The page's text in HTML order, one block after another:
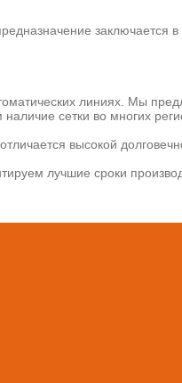
заключается в
линиях. Мы
сетки во многих
высокой
лучшие сроки